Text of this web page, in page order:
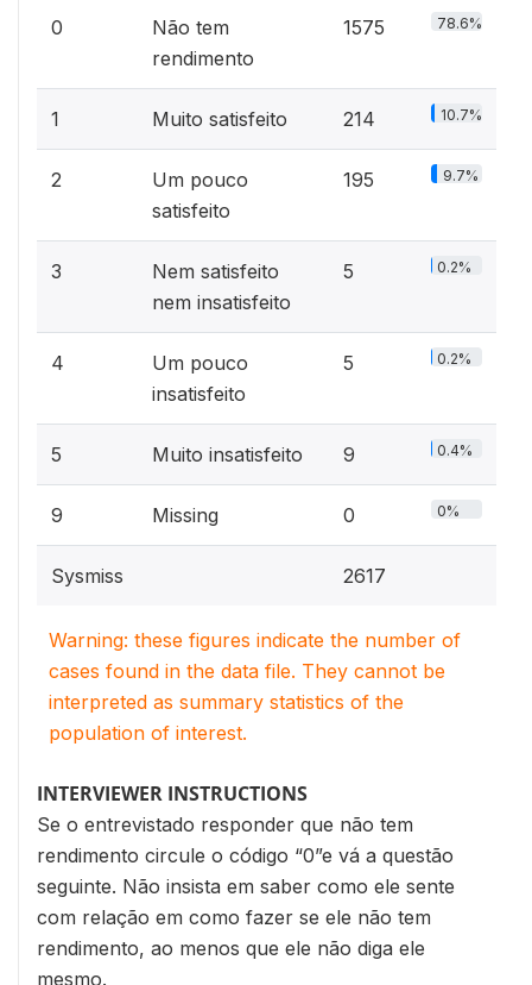
0
Não tem
rendimento
1575 78.6%
1 Muito satisfeito 214 10.7%
2
Um pouco
satisfeito
195 9.7%
3
Nem satisfeito
nem insatisfeito
5 0.2%
4
Um pouco
insatisfeito
5 0.2%
5 Muito insatisfeito 9 0.4%
9 Missing 0 0%
Sysmiss 2617
Warning: these figures indicate the number of
cases found in the data file. They cannot be
interpreted as summary statistics of the
population of interest.
INTERVIEWER INSTRUCTIONS
Se o entrevistado responder que não tem
rendimento circule o código “0”e vá a questão
seguinte. Não insista em saber como ele sente
com relação em como fazer se ele não tem
rendimento, ao menos que ele não diga ele
mesmo.